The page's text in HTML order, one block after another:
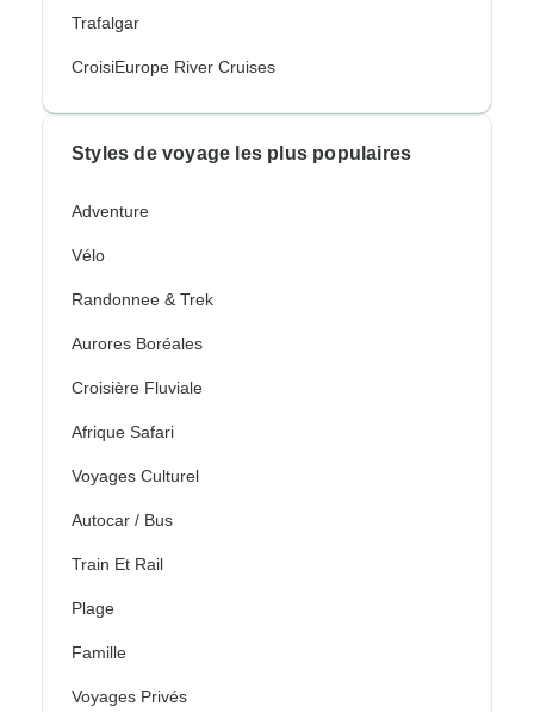
Trafalgar
CroisiEurope River Cruises
Styles de voyage les plus populaires
Adventure
Vélo
Randonnee & Trek
Aurores Boréales
Croisière Fluviale
Afrique Safari
Voyages Culturel
Autocar / Bus
Train Et Rail
Plage
Famille
Voyages Privés